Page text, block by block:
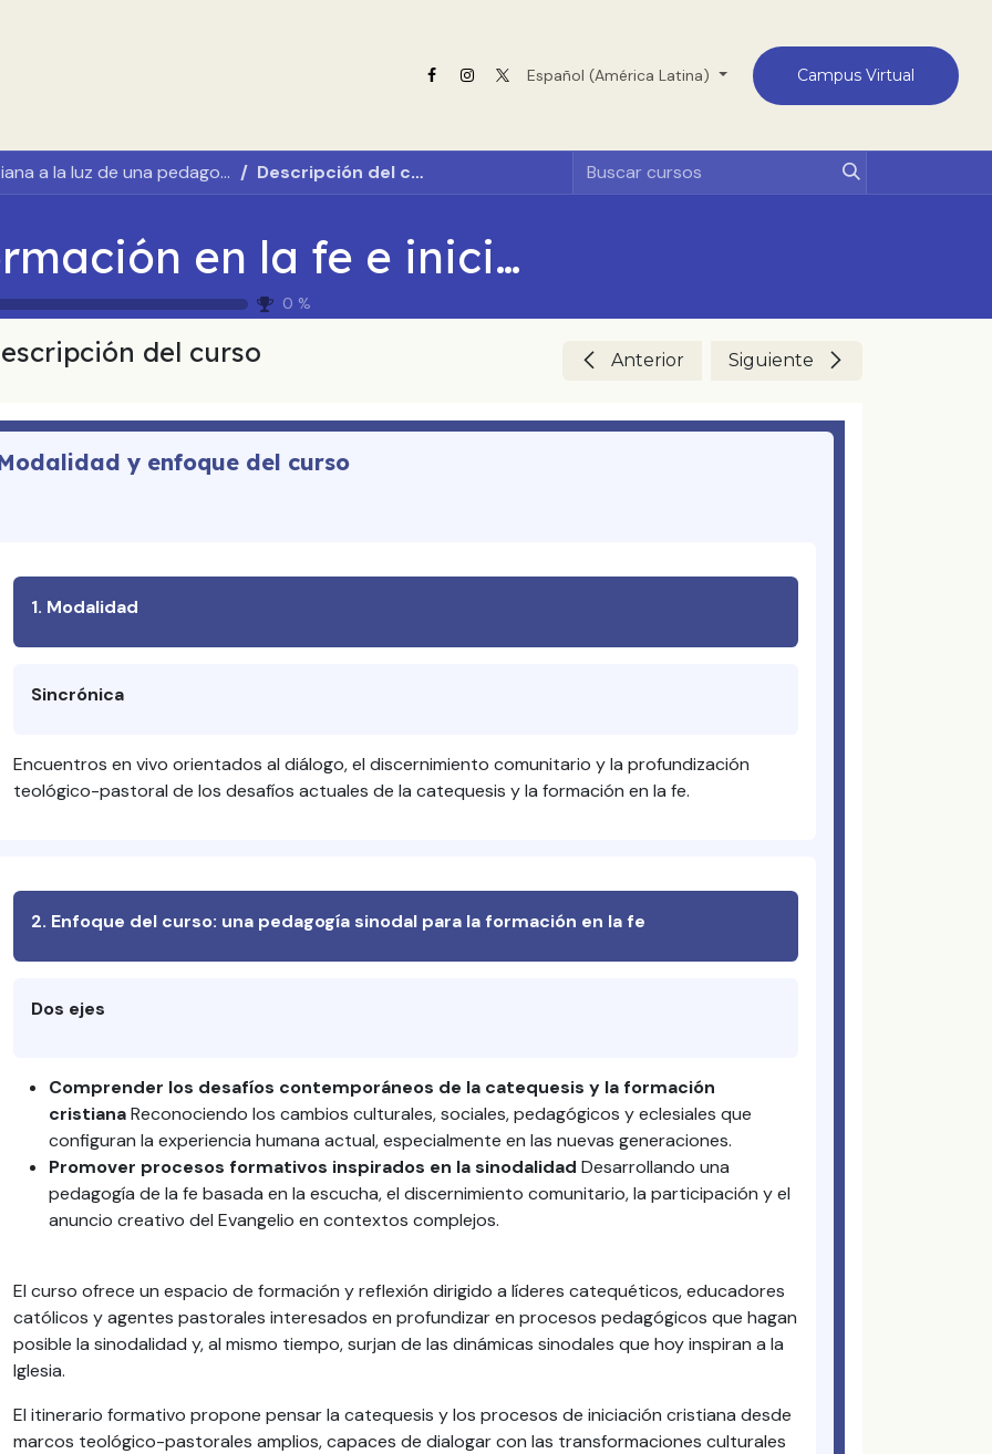
Revista Medellín Contacto
Español (América Latina) Campus Virtual
Formación en la fe e iniciación cristiana a la luz de una pedagogía sinodal Descripción del curso
Formación en la fe e iniciación cristiana a la luz de una pedagogía sinodal
0 %
del curso Anterior Siguiente
y enfoque del curso
1. Modalidad
Sincrónica
Encuentros en vivo orientados al diálogo, el discernimiento comunitario y la profundización
teológico-pastoral de los desafíos actuales de la catequesis y la formación en la fe.
2. Enfoque del curso: una pedagogía sinodal para la formación en la fe
Dos ejes
Comprender los desafíos contemporáneos de la catequesis y la formación
cristianaReconociendo los cambios culturales, sociales, pedagógicos y eclesiales que
configuran la experiencia humana actual, especialmente en las nuevas generaciones.
Promover procesos formativos inspirados en la sinodalidad Desarrollando una
pedagogía de la fe basada en la escucha, el discernimiento comunitario, la participación y el
anuncio creativo del Evangelio en contextos complejos.
El curso ofrece un espacio de formación y reflexión dirigido a líderes catequéticos, educadores
católicos y agentes pastorales interesados en profundizar en procesos pedagógicos que hagan
posible la sinodalidad y, al mismo tiempo, surjan de las dinámicas sinodales que hoy inspiran a la
Iglesia.
El itinerario formativo propone pensar la catequesis y los procesos de iniciación cristiana desde
marcos teológico-pastorales amplios, capaces de dialogar con las transformaciones culturales